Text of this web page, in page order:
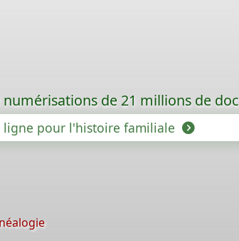
de 21 millions de
ligne pour l'histoire familiale